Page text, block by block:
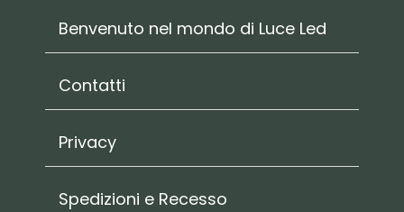
Benvenuto nel mondo di Luce Led
Contatti
Privacy
Spedizioni e Recesso